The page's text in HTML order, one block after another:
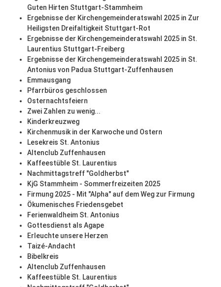
Guten Hirten Stuttgart-Stammheim
Ergebnisse der Kirchengemeinderatswahl 2025 in Zur
Heiligsten Dreifaltigkeit Stuttgart-Rot
Ergebnisse der Kirchengemeinderatswahl 2025 in St.
Laurentius Stuttgart-Freiberg
Ergebnisse der Kirchengemeinderatswahl 2025 in St.
Antonius von Padua Stuttgart-Zuffenhausen
Emmausgang
Pfarrbüros geschlossen
Osternachtsfeiern
Zwei Zahlen zu wenig...
Kinderkreuzweg
Kirchenmusik in der Karwoche und Ostern
Lesekreis St. Antonius
Altenclub Zuffenhausen
Kaffeestüble St. Laurentius
Nachmittagstreff "Goldherbst"
KjG Stammheim - Sommerfreizeiten 2025
Firmung 2025 - Mit "Alpha" auf dem Weg zur Firmung
Ökumenisches Friedensgebet
Ferienwaldheim St. Antonius
Gottesdienst als Agape
Erleuchte unsere Herzen
Taizé-Andacht
Bibelkreis
Altenclub Zuffenhausen
Kaffeestüble St. Laurentius